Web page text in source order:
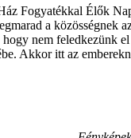
Fogyatékkal Élők
a közösségnek
nem feledkezünk
Akkor itt az